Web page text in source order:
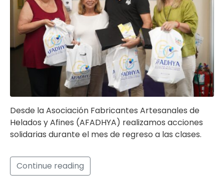
Desde la Asociación Fabricantes Artesanales de
Helados y Afines (AFADHYA) realizamos acciones
solidarias durante el mes de regreso a las clases.
Continue reading